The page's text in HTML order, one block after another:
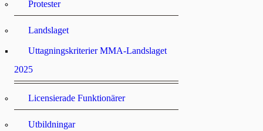
Protester
Landslaget
Uttagningskriterier MMA-Landslaget
2025
Licensierade Funktionärer
Utbildningar